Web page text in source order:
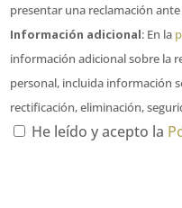
presentar una reclamación
Información adicional: En la
información adicional sobre la
personal, incluida información
rectificación, eliminación,
He leído y acepto la